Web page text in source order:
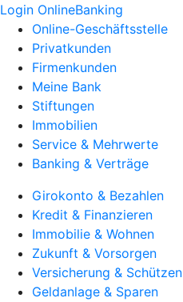
Login OnlineBanking
Online-Geschäftsstelle
Privatkunden
Firmenkunden
Meine Bank
Stiftungen
Immobilien
Service & Mehrwerte
Banking & Verträge
Girokonto & Bezahlen
Kredit & Finanzieren
Immobilie & Wohnen
Zukunft & Vorsorgen
Versicherung & Schützen
Geldanlage & Sparen